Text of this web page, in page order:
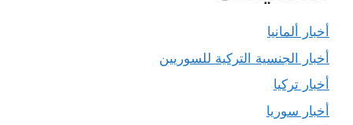
أخبار ألمانيا
أخبار الجنسية التركية للسوريين
أخبار تركيا
أخبار سوريا